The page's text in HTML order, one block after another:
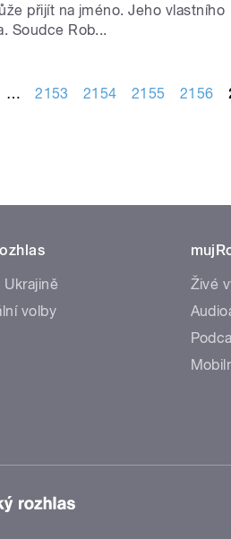
přijít na jméno. Jeho vlastního
Soudce Rob...
… 2153 2154 2155 2156
Ukrajině
volby
Živé